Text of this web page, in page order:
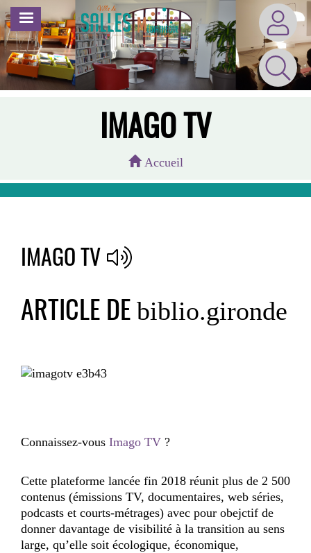
Aller
au
contenu
principal
MENU
IMAGO TV
Accueil
IMAGO TV
ARTICLE DE biblio.gironde
Connaissez-vous Imago TV ?
Cette plateforme lancée fin 2018 réunit plus de 2 500
contenus (émissions TV, documentaires, web séries,
podcasts et courts-métrages) avec pour obejctif de
donner davantage de visibilité à la transition au sens
large, qu’elle soit écologique, économique,